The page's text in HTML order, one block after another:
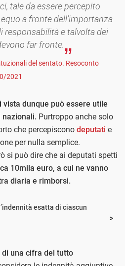
tale da essere percepito
a fronte dell'importanza
responsabilità e talvolta dei
far fronte.
del sentato. Resoconto
2021
dunque può essere utile
nazionali. Purtroppo anche solo
che percepiscono deputati e
per nulla semplice.
si può dire che ai deputati spetti
10mila euro, a cui ne vanno
diaria e rimborsi.
esatta di ciascun
una cifra del tutto